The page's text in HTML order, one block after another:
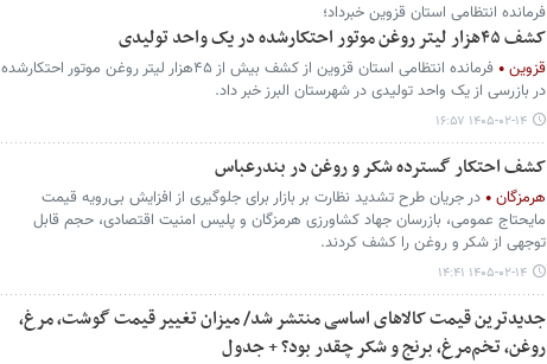
فرمانده انتظامی استان قزوین خبرداد؛
کشف ۴۵هزار لیتر روغن موتور احتکارشده در یک واحد تولیدی
قزوین
فرمانده انتظامی استان قزوین از کشف بیش از ۴۵هزار لیتر روغن موتور احتکارشده
در بازرسی از یک واحد تولیدی در شهرستان البرز خبر داد.
۱۴۰۵-۰۲-۱۴ ۱۶:۵۷
کشف احتکار گسترده شکر و روغن در بندرعباس
هرمزگان
در جریان طرح تشدید نظارت بر بازار برای جلوگیری از افزایش بی‌رویه قیمت
مایحتاج عمومی، بازرسان جهاد کشاورزی هرمزگان و پلیس امنیت اقتصادی، حجم قابل
توجهی از شکر و روغن را کشف کردند.
۱۴۰۵-۰۲-۱۴ ۱۴:۴۱
جدیدترین قیمت کالاهای اساسی منتشر شد/ میزان تغییر قیمت گوشت، مرغ،
روغن، تخم‌مرغ، برنج و شکر چقدر بود؟ + جدول